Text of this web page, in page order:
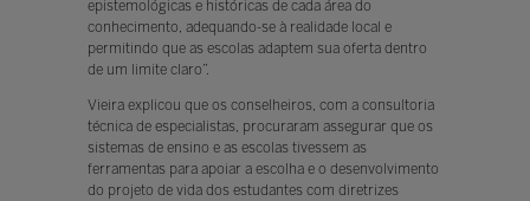
epistemológicas e históricas de cada área do
conhecimento, adequando-se à realidade local e
permitindo que as escolas adaptem sua oferta dentro
de um limite claro”.
Vieira explicou que os conselheiros, com a consultoria
técnica de especialistas, procuraram assegurar que os
sistemas de ensino e as escolas tivessem as
ferramentas para apoiar a escolha e o desenvolvimento
do projeto de vida dos estudantes com diretrizes